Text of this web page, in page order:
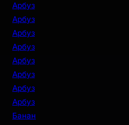
Арбуз
Арбуз
Арбуз
Арбуз
Арбуз
Арбуз
Арбуз
Арбуз
Банан